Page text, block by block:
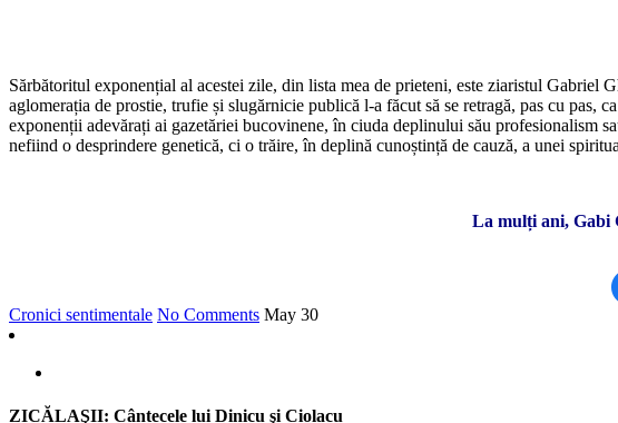
Sărbătoritul exponențial al acestei zile, din lista mea de prieteni, este ziaristul Gabriel
aglomerația de prostie, trufie și slugărnicie publică l-a făcut să se retragă, pas cu pas,
exponenții adevărați ai gazetăriei bucovinene, în ciuda deplinului său profesionalism
nefiind o desprindere genetică, ci o trăire, în deplină cunoștință de cauză, a unei
La mulți ani, Gabi
Cronici sentimentale No Comments May 30
ZICĂLAŞII: Cântecele lui Dinicu şi Ciolacu